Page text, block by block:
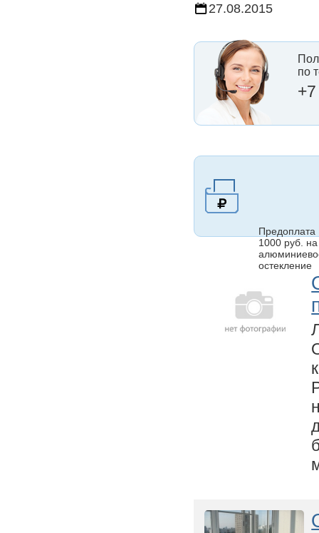
27.08.2015
по
Предоплата
1000 руб. на
остекление